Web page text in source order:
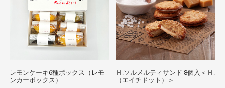
レモンケーキ6種ボックス（レモ
ンカーボックス）
Ｈ.ソルメルティサンド 8個入＜Ｈ.
（エイチドット）＞